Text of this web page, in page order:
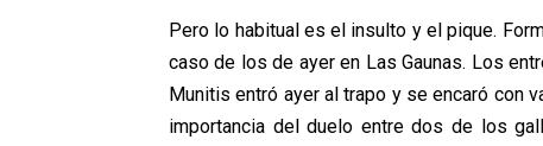
Pero lo habitual es el insulto y el pique.
caso de los de ayer en Las Gaunas. Los
Munitis entró ayer al trapo y se encaró con
importancia del duelo entre dos de los